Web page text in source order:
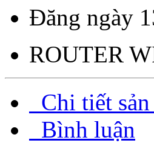
Đăng ngày
ROUTER
Chi tiết
Bình luận